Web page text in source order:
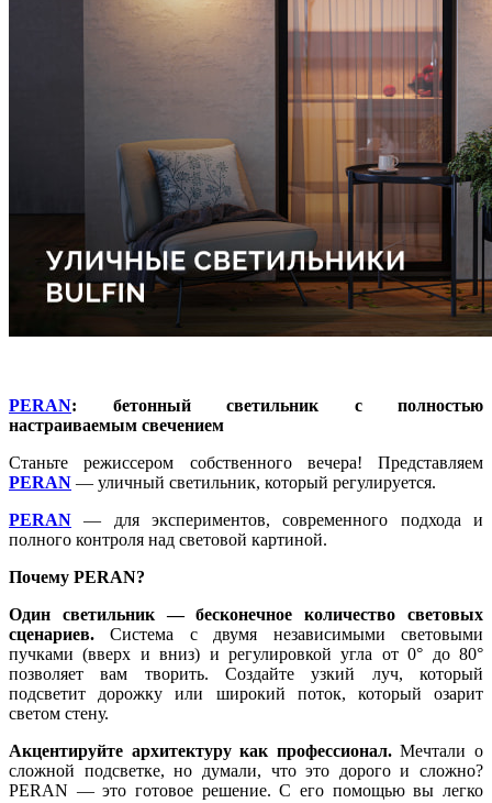
PERAN: бетонный светильник с полностью
настраиваемым свечением
Станьте режиссером собственного вечера!
Представляем
PERAN — уличный светильник, который регулируется.
PERAN — для экспериментов, современного подхода и
полного контроля над световой картиной.
Почему PERAN?
Один светильник — бесконечное количество световых
сценариев. Система с двумя независимыми световыми
пучками (вверх и вниз) и регулировкой угла от 0° до 80°
позволяет вам творить. Создайте узкий луч, который
подсветит дорожку или широкий поток, который озарит
светом стену.
Акцентируйте архитектуру как профессионал.Мечтали о
сложной подсветке, но думали, что это дорого и сложно?
PERAN — это готовое решение. С его помощью вы легко